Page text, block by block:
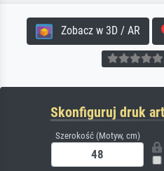
Zobacz w 3D / AR
Skonfiguruj druk
Szerokość (Motyw, cm)